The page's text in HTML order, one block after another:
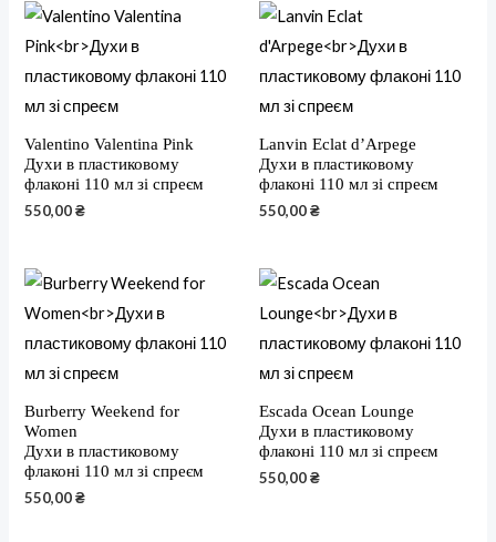
Valentino Valentina Pink
Духи в пластиковому
флаконі 110 мл зі спреєм
550,00₴
Lanvin Eclat d’Arpege
Духи в пластиковому
флаконі 110 мл зі спреєм
550,00₴
Burberry Weekend for
Women
Духи в пластиковому
флаконі 110 мл зі спреєм
550,00₴
Escada Ocean Lounge
Духи в пластиковому
флаконі 110 мл зі спреєм
550,00₴